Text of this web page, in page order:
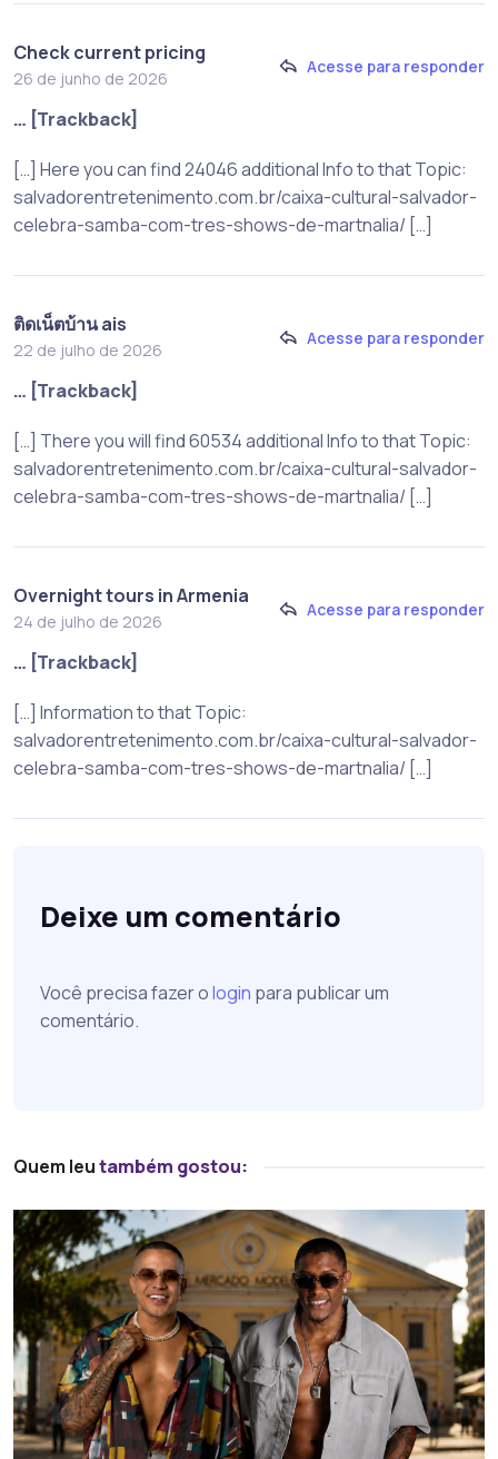
Check current pricing
26 de junho de 2026
Acesse para responder
… [Trackback]
[…] Here you can find 24046 additional Info to that Topic:
salvadorentretenimento.com.br/caixa-cultural-salvador-
celebra-samba-com-tres-shows-de-martnalia/ […]
ติดเน็ตบ้าน ais
22 de julho de 2026
Acesse para responder
… [Trackback]
[…] There you will find 60534 additional Info to that Topic:
salvadorentretenimento.com.br/caixa-cultural-salvador-
celebra-samba-com-tres-shows-de-martnalia/ […]
Overnight tours in Armenia
24 de julho de 2026
Acesse para responder
… [Trackback]
[…] Information to that Topic:
salvadorentretenimento.com.br/caixa-cultural-salvador-
celebra-samba-com-tres-shows-de-martnalia/ […]
Deixe um comentário
Você precisa fazer ologin para publicar um
comentário.
Quem leutambém gostou: